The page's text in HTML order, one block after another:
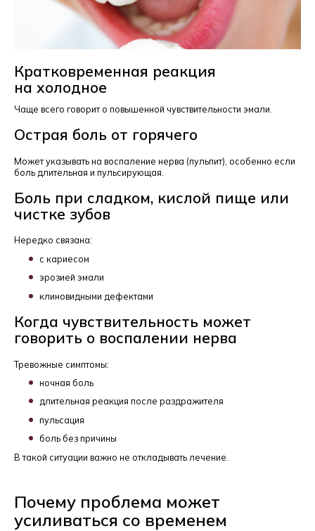
Кратковременная реакция
на холодное
Чаще всего говорит о повышенной чувствительности эмали.
Острая боль от горячего
Может указывать на воспаление нерва (пульпит), особенно если
боль длительная и пульсирующая.
Боль при сладком, кислой пище или
чистке зубов
Нередко связана:
с кариесом
эрозией эмали
клиновидными дефектами
Когда чувствительность может
говорить о воспалении нерва
Тревожные симптомы:
ночная боль
длительная реакция после раздражителя
пульсация
боль без причины
В такой ситуации важно не откладывать лечение.
Почему проблема может
усиливаться со временем